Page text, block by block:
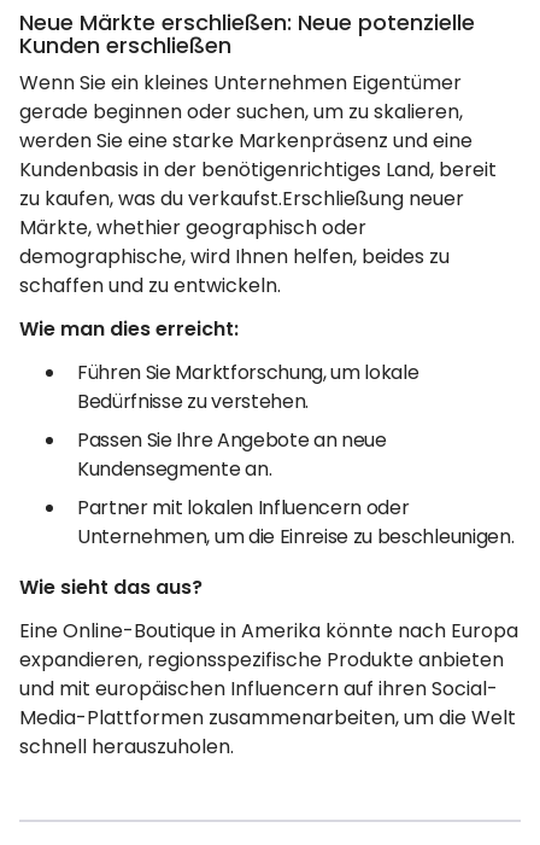
Neue Märkte erschließen: Neue potenzielle
Kunden erschließen
Wenn Sie ein kleines Unternehmen Eigentümer
gerade beginnen oder suchen, um zu skalieren,
werden Sie eine starke Markenpräsenz und eine
Kundenbasis in der benötigenrichtiges Land, bereit
zu kaufen, was du verkaufst.Erschließung neuer
Märkte, whethier geographisch oder
demographische, wird Ihnen helfen, beides zu
schaffen und zu entwickeln.
Wie man dies erreicht:
Führen Sie Marktforschung, um lokale
Bedürfnisse zu verstehen.
Passen Sie Ihre Angebote an neue
Kundensegmente an.
Partner mit lokalen Influencern oder
Unternehmen, um die Einreise zu beschleunigen.
Wie sieht das aus?
Eine Online-Boutique in Amerika könnte nach Europa
expandieren, regionsspezifische Produkte anbieten
und mit europäischen Influencern auf ihren Social-
Media-Plattformen zusammenarbeiten, um die Welt
schnell herauszuholen.